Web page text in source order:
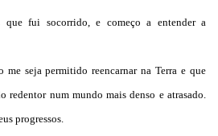
que fui socorrido, e começo a entender a
seja permitido reencarnar na Terra e que
redentor num mundo mais denso e atrasado.
progressos.